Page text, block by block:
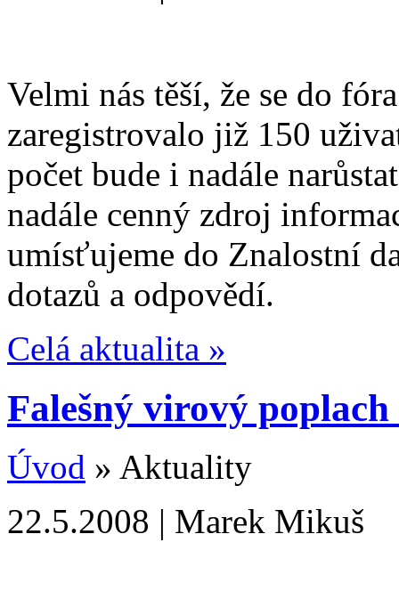
Velmi nás těší, že se do
zaregistrovalo již 150
počet bude i nadále
nadále cenný zdroj
umísťujeme do Znalostní
dotazů a odpovědí.
Celá aktualita »
Falešný virový
Úvod » Aktuality
22.5.2008 | Marek Mikuš